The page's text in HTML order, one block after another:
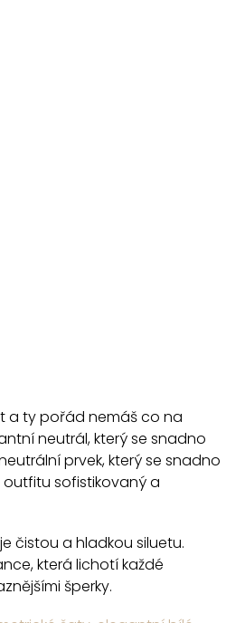
l
á
d
í
p
r
v
a ty pořád nemáš co na
neutrál, který se snadno
prvek, který se snadno
sofistikovaný a
čistou a hladkou siluetu.
která lichotí každé
šperky.